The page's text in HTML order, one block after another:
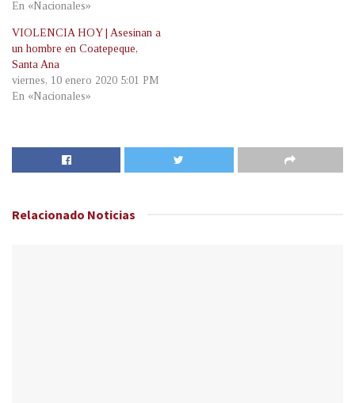
En «Nacionales»
VIOLENCIA HOY | Asesinan a
un hombre en Coatepeque,
Santa Ana
viernes, 10 enero 2020 5:01 PM
En «Nacionales»
Relacionado Noticias